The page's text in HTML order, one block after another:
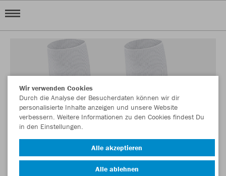
Wir verwenden Cookies
Durch die Analyse der Besucherdaten können wir dir
personalisierte Inhalte anzeigen und unsere Website
verbessern. Weitere Informationen zu den Cookies findest Du
in den Einstellungen.
Alle akzeptieren
Alle ablehnen